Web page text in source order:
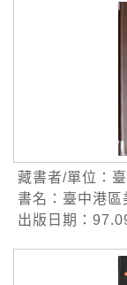
藏書者/單位：
書名：臺中港
出版日期：